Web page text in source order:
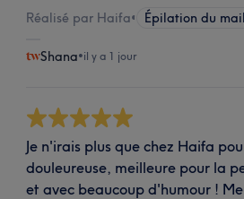
Réalisé par Haifa• Épilation du
Shana•il y a 1 jour
Je n'irais plus que chez Haifa
douleureuse, meilleure pour la
et avec beaucoup d'humour !